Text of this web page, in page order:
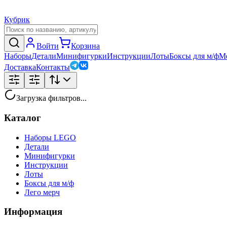
Кубрик
Войти
Корзина
НаборыДеталиМинифигуркиИнструкцииЛотыБоксы для м/ф
ДоставкаКонтакты
Загрузка фильтров...
Каталог
Наборы LEGO
Детали
Минифигурки
Инструкции
Лоты
Боксы для м/ф
Лего мерч
Информация